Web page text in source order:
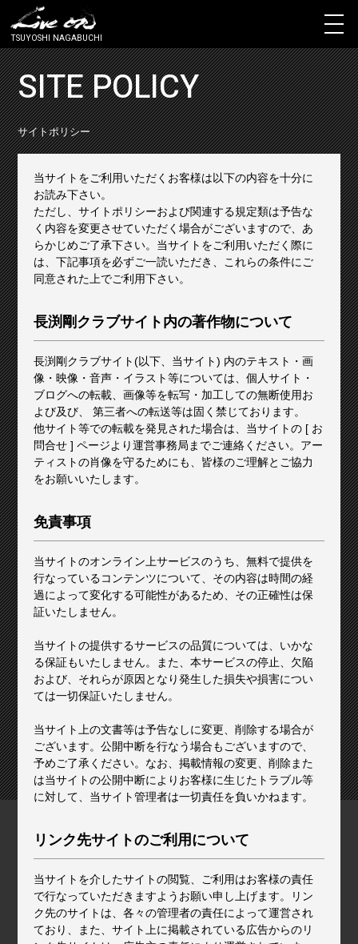
TSUYOSHI NAGABUCHI
SITE POLICY
サイトポリシー
当サイトをご利用いただくお客様は以下の内容を十分に
お読み下さい。
ただし、サイトポリシーおよび関連する規定類は予告な
く内容を変更させていただく場合がございますので、あ
らかじめご了承下さい。当サイトをご利用いただく際に
は、下記事項を必ずご一読いただき、これらの条件にご
同意された上でご利用下さい。
長渕剛クラブサイト内の著作物について
長渕剛クラブサイト(以下、当サイト) 内のテキスト・画
像・映像・音声・イラスト等については、個人サイト・
ブログへの転載、画像等を転写・加工しての無断使用お
よび及び、 第三者への転送等は固く禁じております。
他サイト等での転載を発見された場合は、当サイトの [ お
問合せ ] ページより運営事務局までご連絡ください。アー
ティストの肖像を守るためにも、皆様のご理解とご協力
をお願いいたします。
免責事項
当サイトのオンライン上サービスのうち、無料で提供を
行なっているコンテンツについて、その内容は時間の経
過によって変化する可能性があるため、その正確性は保
証いたしません。
当サイトの提供するサービスの品質については、いかな
る保証もいたしません。また、本サービスの停止、欠陥
および、それらが原因となり発生した損失や損害につい
ては一切保証いたしません。
当サイト上の文書等は予告なしに変更、削除する場合が
ございます。公開中断を行なう場合もございますので、
予めご了承ください。なお、掲載情報の変更、削除また
は当サイトの公開中断によりお客様に生じたトラブル等
に対して、当サイト管理者は一切責任を負いかねます。
リンク先サイトのご利用について
当サイトを介したサイトの閲覧、ご利用はお客様の責任
で行なっていただきますようお願い申し上げます。リン
ク先のサイトは、各々の管理者の責任によって運営され
ており、また、サイト上に掲載されている広告からのリ